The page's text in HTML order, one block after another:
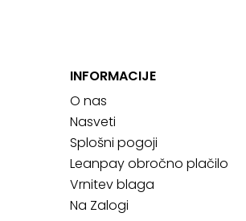
INFORMACIJE
O nas
Nasveti
Splošni pogoji
Leanpay obročno plačilo
Vrnitev blaga
Na Zalogi